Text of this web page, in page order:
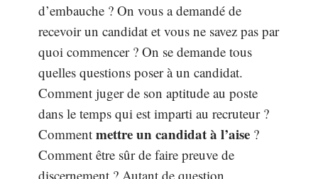
d’embauche ? On vous a demandé de
recevoir un candidat et vous ne savez pas par
quoi commencer ? On se demande tous
quelles questions poser à un candidat.
Comment juger de son aptitude au poste
dans le temps qui est imparti au recruteur ?
Comment mettre un candidat à l’aise ?
Comment être sûr de faire preuve de
discernement ? Autant de question